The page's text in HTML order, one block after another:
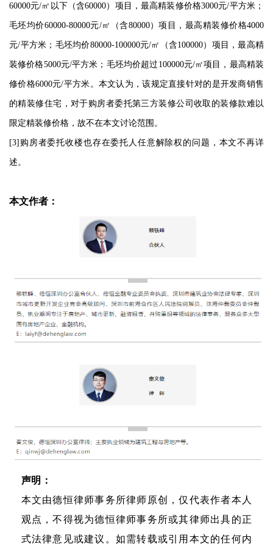
60000元/㎡以下（含60000）项目，最高精装修价格3000元/平方米；
毛坯均价60000-80000元/㎡（含80000）项目，最高精装修价格4000
元/平方米；毛坯均价80000-100000元/㎡（含100000）项目，最高精
装修价格5000元/平方米；毛坯均价超过100000元/㎡项目，最高精装
修价格6000元/平方米。本文认为，该规定直接针对的是开发商销售
的精装修住宅，对于购房者委托第三方装修公司收取的装修款难以
限定精装修价格，故不在本文讨论范围。
[3]购房者委托收楼也存在委托人任意解除权的问题，本文不再详
述。
本文作者：
声明：
本文由德恒律师事务所律师原创，仅代表作者本人
观点，不得视为德恒律师事务所或其律师出具的正
式法律意见或建议。如需转载或引用本文的任何内